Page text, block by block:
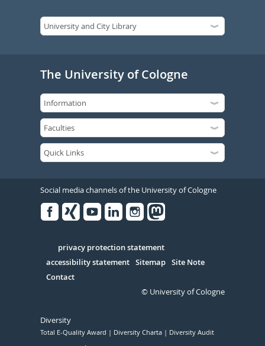
The University of Cologne
Social media channels of the University of Cologne
Serivce
privacy protection statement
accessibility statement Sitemap Site Note
Contact
© University of Cologne
Diversity
Total E-Quality Award Diversity Charta Diversity Audit